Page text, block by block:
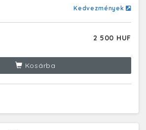
Kedvezmények
2 500 HUF
Kosárba